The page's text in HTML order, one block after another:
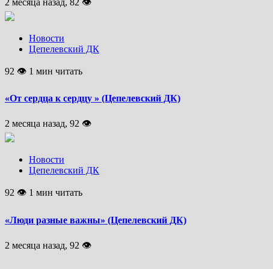
Новости
Цепелевский ДК
92 👁 1 мин читать
«От сердца к сердцу » (Цепелевский ДК)
2 месяца назад, 92 👁
Новости
Цепелевский ДК
92 👁 1 мин читать
«Люди разные важны» (Цепелевский ДК)
2 месяца назад, 92 👁